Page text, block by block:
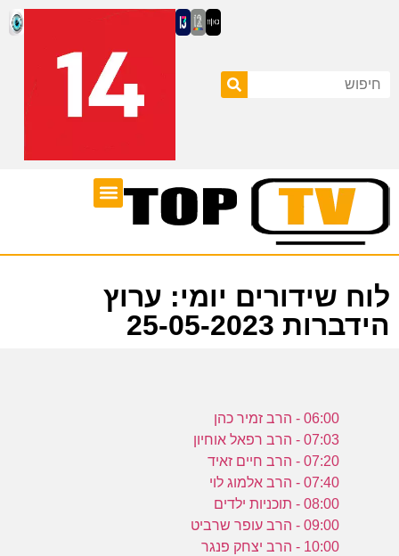
לוח שידורים יומי: ערוץ
הידברות 25-05-2023
06:00 - הרב זמיר כהן
07:03 - הרב רפאל אוחיון
07:20 - הרב חיים זאיד
07:40 - הרב אלמוג לוי
08:00 - תוכניות ילדים
09:00 - הרב עופר שרביט
10:00 - הרב יצחק פנגר